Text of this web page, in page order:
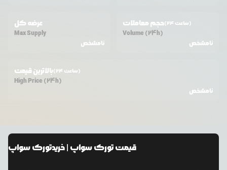
عرضه کل
Max Supply
نامشخص
حجم معاملات (24 ساعت)
Volume (24h)
نامشخص
بالاترین قیمت (24 ساعت)
High Price (24h)
نامشخص
قیمتتورک سواپ | خریدتورک سواپ